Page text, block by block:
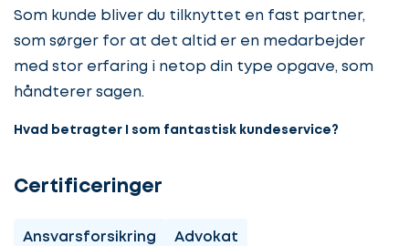
Som kunde bliver du tilknyttet en fast partner,
som sørger for at det altid er en medarbejder
med stor erfaring i netop din type opgave, som
håndterer sagen.
Hvad betragter I som fantastisk kundeservice?
Certificeringer
Ansvarsforsikring Advokat